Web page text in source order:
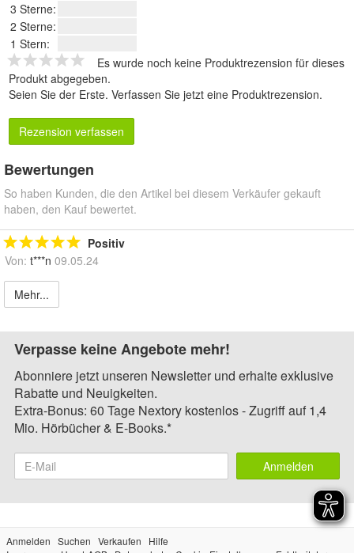
3 Sterne:
2 Sterne:
1 Stern:
Es wurde noch keine Produktrezension für dieses
Produkt abgegeben.
Seien Sie der Erste. Verfassen Sie jetzt eine Produktrezension.
Rezension verfassen
Bewertungen
So haben Kunden, die den Artikel bei diesem Verkäufer gekauft
haben, den Kauf bewertet.
Positiv
Von: t***n 09.05.24
Mehr...
Verpasse keine Angebote mehr!
Abonniere jetzt unseren Newsletter und erhalte exklusive
Rabatte und Neuigkeiten.
Extra-Bonus: 60 Tage Nextory kostenlos - Zugriff auf 1,4
Mio. Hörbücher & E-Books.*
Anmelden
Anmelden Suchen Verkaufen
Hilfe